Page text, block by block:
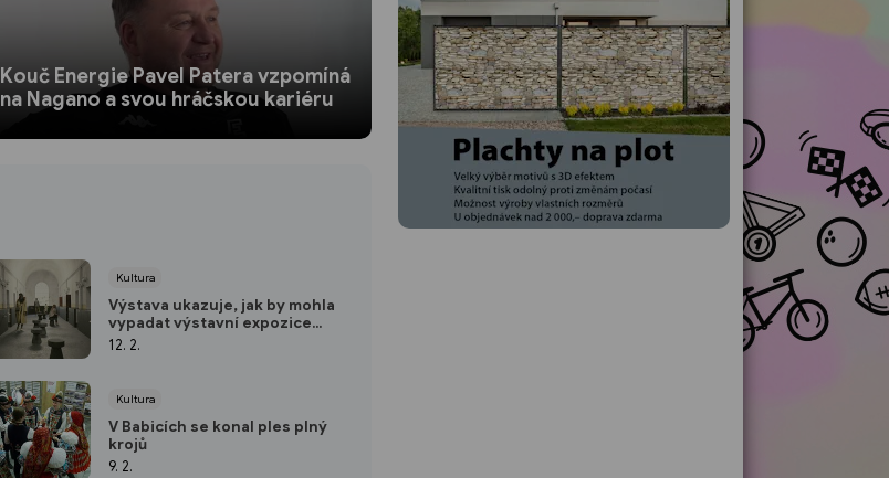
Kouč Energie Pavel Patera vzpomíná
na Nagano a svou hráčskou kariéru
Kultura
Výstava ukazuje, jak by mohla
vypadat výstavní expozice
věznice
12. 2.
Kultura
V Babicích se konal ples plný
krojů
9. 2.